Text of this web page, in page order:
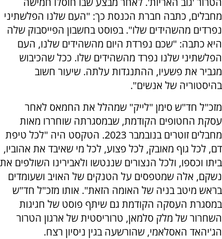
מחבלים, כתבה חברת הכנסת כך: "העם שלנו הפלשתיני
נפרדים מהשהידים שלו". בפוסט בחשבון הפייסבוק שלה
היא כתבה: "שכם נפרדת היום מהשהידים שלנו, העם
הפלשתיני שלנו נפרד מהשהידים שלו. ככל שהכיבוש
מגביר את פשעיו, ההתנגדות עלתה. שיעור חשוב
בהיסטוריה של אנשים".
מזכ"ל חד"ש סימן "לייק" שמהלל את החמאס לאחר
עסקת החטופים הקודמת, שבמסגרתה שוחררו מאות
מחבלים זוטרים בנובמבר 2023. הטקסט היה "לכל טיפת
דם, לכל גוף מאובק, לכל פצוע, לכל מי שאיבד את אהוביו,
ביתו וכספו, ולכל הנצורים שננטשו ולאבירינו השולפים את
נשקם, אלה שמטפסים על הטנקים של האויב ושעומדים
בראש מיטב בניה של האומה הזאת". אותו מזכ"ל חד"ש
במסגרת העסקה הקודמת גם שיתף פוסט של חגיגות
השחרור של מלק סלמאן, טרוריסטית של ארגון הטרור
הג'יהאד האסלאמי, שהורשעה בגין ניסיון רצח.